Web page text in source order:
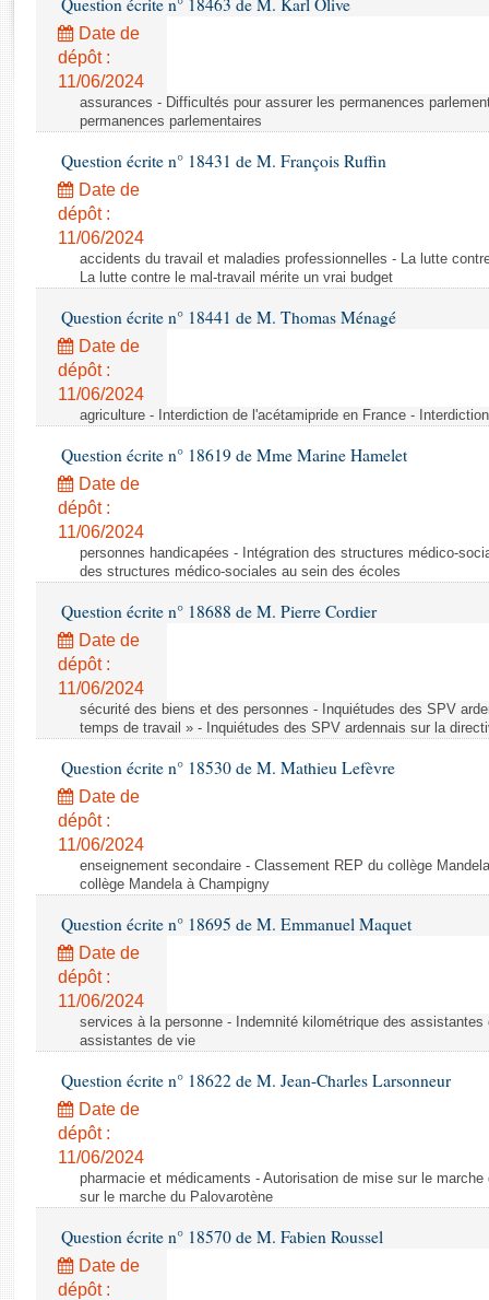
Rapports d'enquête
Rapports législatifs
Rapports sur l'application des lois
Baromètre de l’application des lois
Budget et sécurité sociale
Questions écrites et orales
Comptes rendus des débats
Question écrite n° 18463 de M. Karl Olive
Date de
dépôt :
11/06/2024
assurances - Difficultés pour assurer les permanences
permanences parlementaires
Question écrite n° 18431 de M. François Ruffin
Date de
dépôt :
11/06/2024
accidents du travail et maladies professionnelles - La lutte
La lutte contre le mal-travail mérite un vrai budget
Question écrite n° 18441 de M. Thomas Ménagé
Date de
dépôt :
11/06/2024
agriculture - Interdiction de l'acétamipride en France -
Question écrite n° 18619 de Mme Marine Hamelet
Date de
dépôt :
11/06/2024
personnes handicapées - Intégration des structures médico-
des structures médico-sociales au sein des écoles
Question écrite n° 18688 de M. Pierre Cordier
Date de
dépôt :
11/06/2024
sécurité des biens et des personnes - Inquiétudes des SPV
temps de travail » - Inquiétudes des SPV ardennais sur la
Question écrite n° 18530 de M. Mathieu Lefèvre
Date de
dépôt :
11/06/2024
enseignement secondaire - Classement REP du collège
collège Mandela à Champigny
Question écrite n° 18695 de M. Emmanuel Maquet
Date de
dépôt :
11/06/2024
services à la personne - Indemnité kilométrique des
assistantes de vie
Question écrite n° 18622 de M. Jean-Charles Larsonneur
Date de
dépôt :
11/06/2024
pharmacie et médicaments - Autorisation de mise sur le
sur le marche du Palovarotène
Question écrite n° 18570 de M. Fabien Roussel
Date de
dépôt :